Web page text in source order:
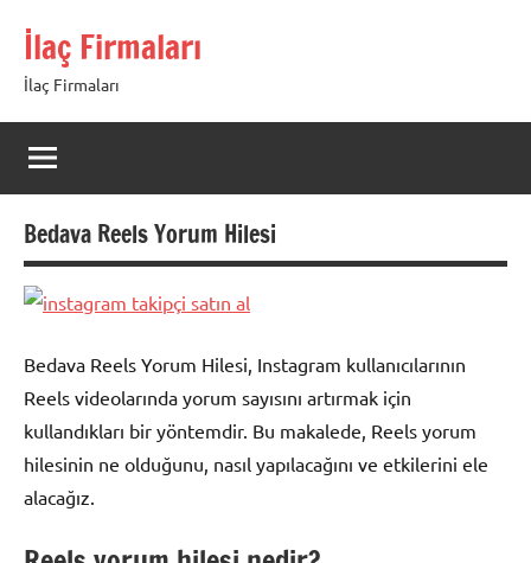
İlaç Firmaları
İlaç Firmaları
Bedava Reels Yorum Hilesi
Bedava Reels Yorum Hilesi, Instagram kullanıcılarının
Reels videolarında yorum sayısını artırmak için
kullandıkları bir yöntemdir. Bu makalede, Reels yorum
hilesinin ne olduğunu, nasıl yapılacağını ve etkilerini ele
alacağız.